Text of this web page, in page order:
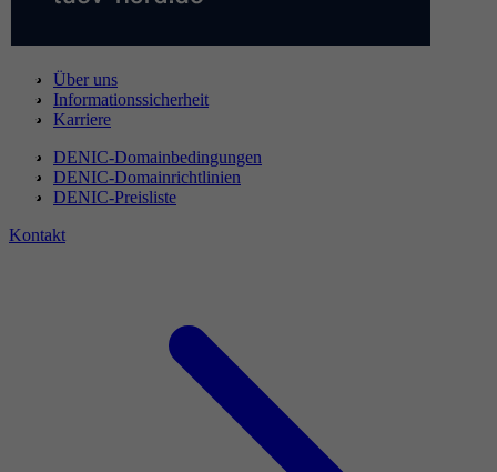
Über uns
Informationssicherheit
Karriere
DENIC-Domainbedingungen
DENIC-Domainrichtlinien
DENIC-Preisliste
Kontakt